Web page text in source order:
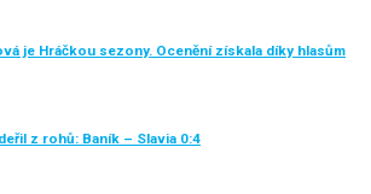
je Hráčkou sezony. Ocenění získala díky hlasům
z rohů: Baník – Slavia 0:4